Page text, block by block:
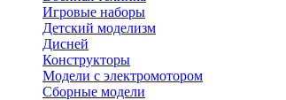
Игровые наборы
Детский моделизм
Дисней
Конструкторы
Модели с электромотором
Сборные модели